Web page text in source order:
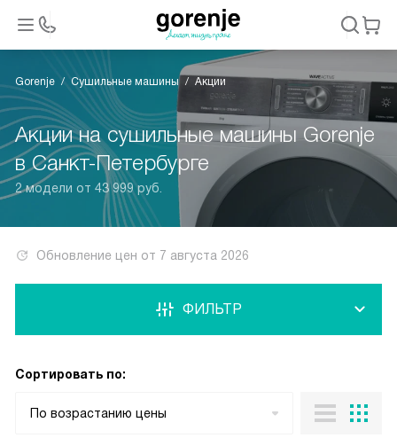
Gorenje Сушильные машины Акции
Акции на сушильные машины Gorenje
в Санкт-Петербурге
2 модели от 43 999 руб.
Обновление цен от 7 августа 2026
ФИЛЬТР
Сортировать по:
По возрастанию цены